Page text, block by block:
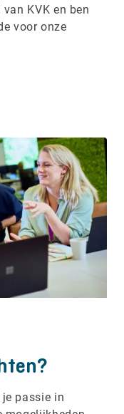
KVK en ben
voor onze
passie in